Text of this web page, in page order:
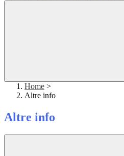
Home >
Altre info
Altre info